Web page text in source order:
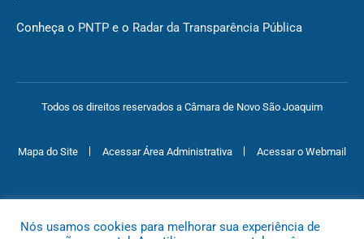
Conheça o PNTP e o Radar da Transparência Pública
Todos os direitos reservados a Câmara de Novo São Joaquim
Mapa do Site Acessar Área Administrativa Acessar o Webmail
Nós usamos cookies para melhorar sua experiência de